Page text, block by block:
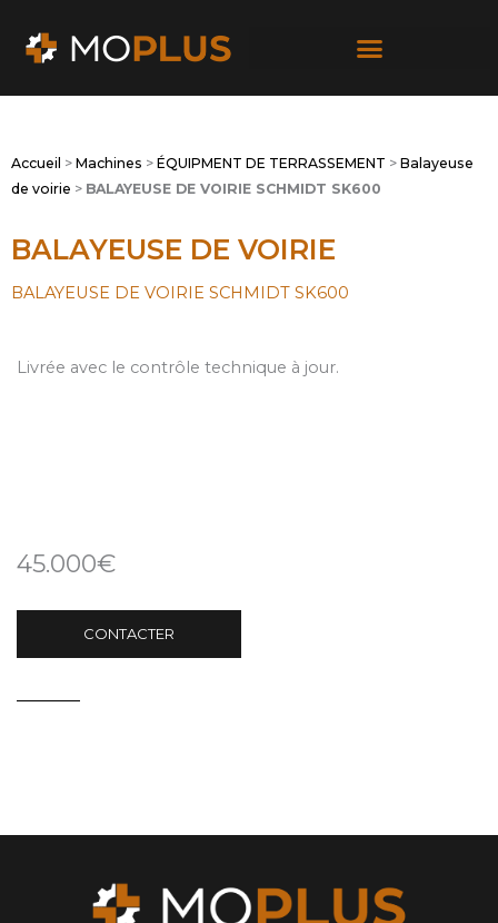
Accueil > Machines > ÉQUIPMENT DE TERRASSEMENT > Balayeuse
de voirie > BALAYEUSE DE VOIRIE SCHMIDT SK600
BALAYEUSE DE VOIRIE
BALAYEUSE DE VOIRIE SCHMIDT SK600
Livrée avec le contrôle technique à jour.
45.000€
CONTACTER